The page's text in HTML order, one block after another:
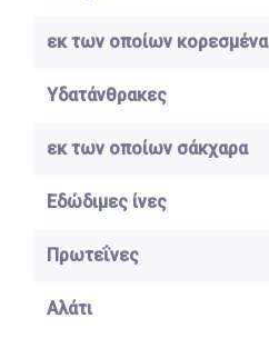
εκ των οποίων κορεσμένα
Υδατάνθρακες
εκ των οποίων σάκχαρα
Εδώδιμες ίνες
Πρωτεΐνες
Αλάτι